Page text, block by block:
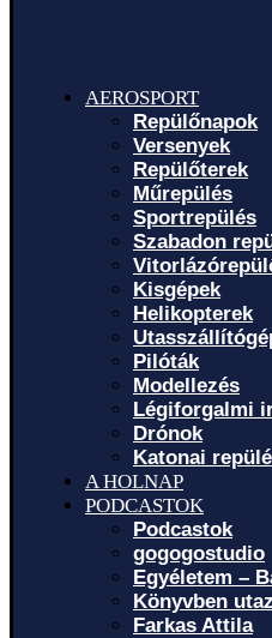
AEROSPORT
Repülőnapok
Versenyek
Repülőterek
Műrepülés
Sportrepülés
Szabadon
Kisgépek
Helikopterek
Pilóták
Modellezés
Légiforgalmi
Drónok
Katonai
A HOLNAP
PODCASTOK
Podcastok
gogogostudio
Egyéletem –
Könyvben
Farkas Attila